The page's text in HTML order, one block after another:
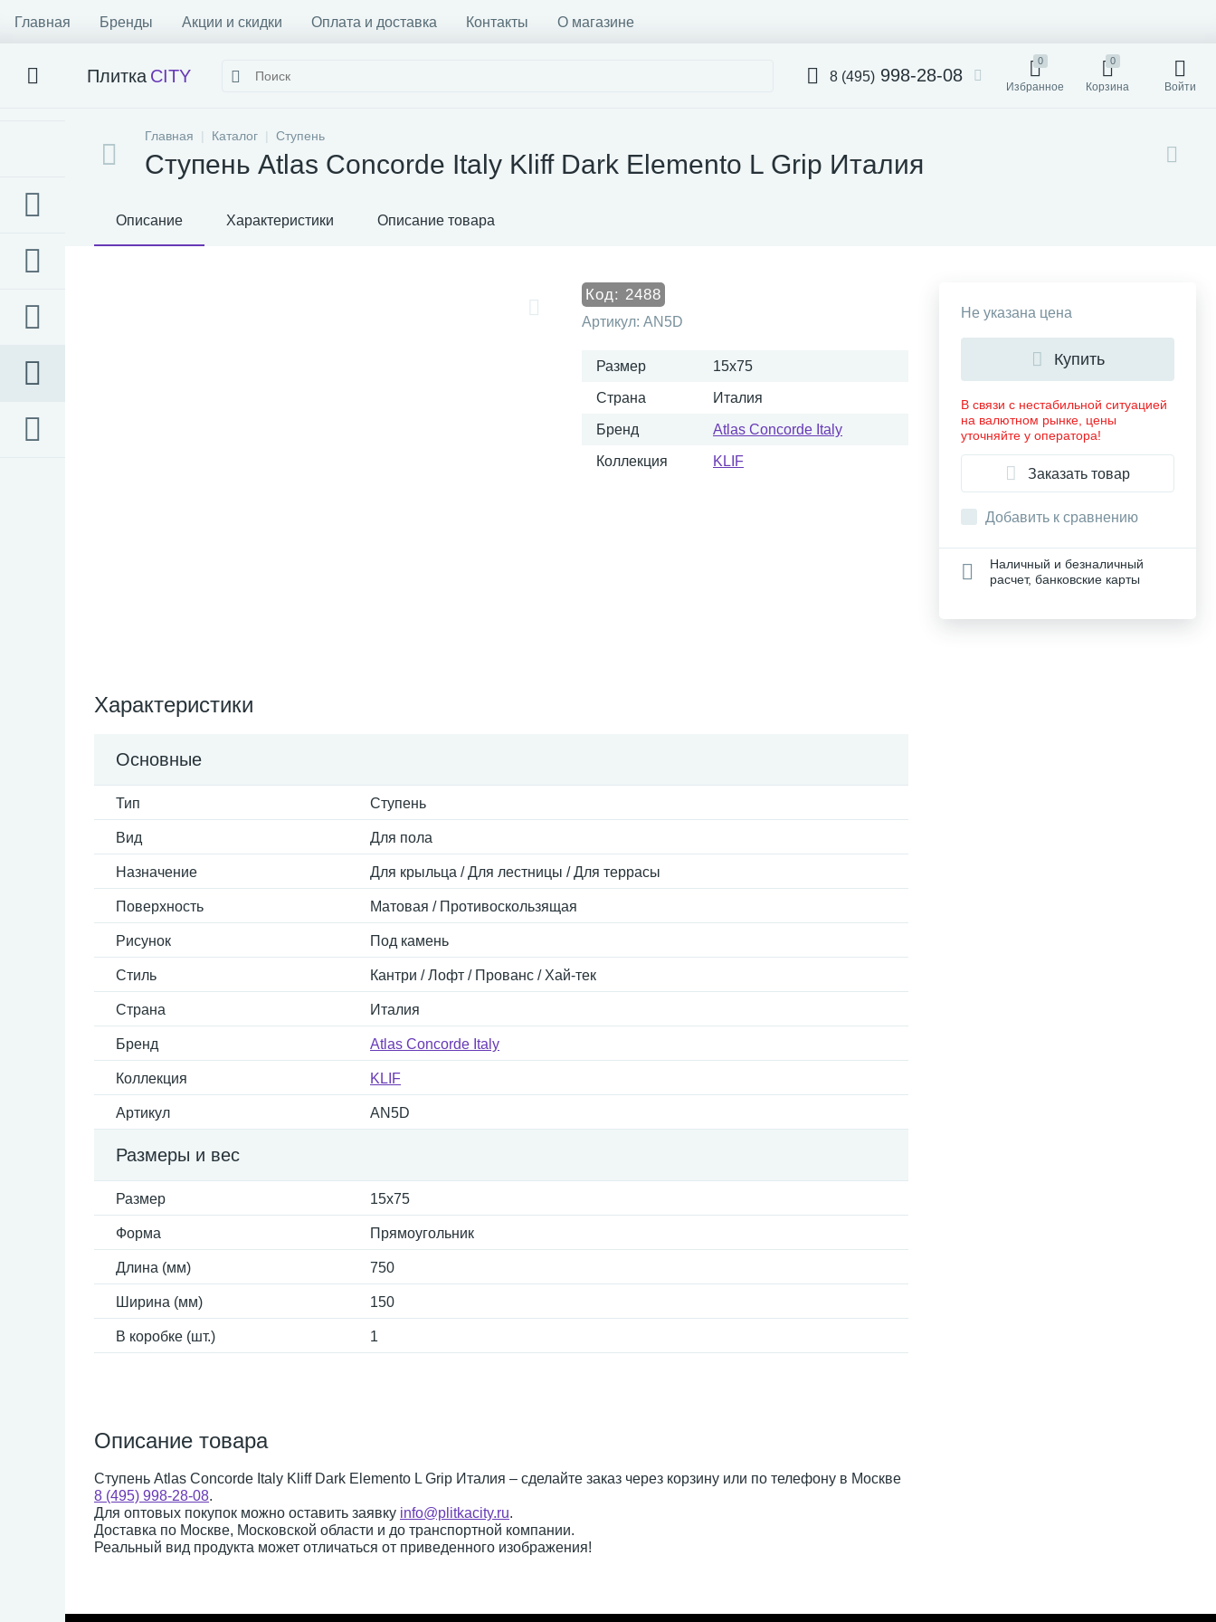
Главная Бренды Акции и скидки Оплата и доставка Контакты О магазине
Плитка CITY 8 (495) 998-28-08
0
Избранное
0
Корзина Войти
Главная Каталог Ступень
Ступень Atlas Concorde Italy Kliff Dark Elemento L Grip Италия
Описание Характеристики Описание товара
Код: 2488
Артикул: AN5D
Размер 15x75
Страна Италия
Бренд Atlas Concorde Italy
Коллекция KLIF
Характеристики
Основные
Тип Ступень
Вид Для пола
Назначение Для крыльца / Для лестницы / Для террасы
Поверхность Матовая / Противоскользящая
Рисунок Под камень
Стиль Кантри / Лофт / Прованс / Хай-тек
Страна Италия
Бренд Atlas Concorde Italy
Коллекция KLIF
Артикул AN5D
Размеры и вес
Размер 15x75
Форма Прямоугольник
Длина (мм) 750
Ширина (мм) 150
В коробке (шт.) 1
Описание товара
Ступень Atlas Concorde Italy Kliff Dark Elemento L Grip Италия – сделайте заказ через корзину или по телефону в Москве
8 (495) 998-28-08.
Для оптовых покупок можно оставить заявку info@plitkacity.ru.
Доставка по Москве, Московской области и до транспортной компании.
Реальный вид продукта может отличаться от приведенного изображения!
Не указана цена
Купить
В связи с нестабильной ситуацией
на валютном рынке, цены
уточняйте у оператора!
Заказать товар
Добавить к сравнению
Наличный и безналичный
расчет, банковские карты